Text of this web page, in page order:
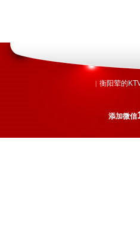
| 衡阳荤的
添加微信